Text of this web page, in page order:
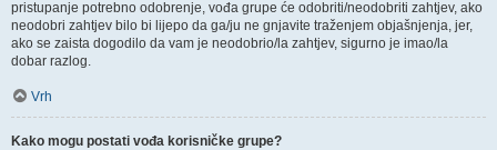
pristupanje potrebno odobrenje, vođa grupe će odobriti/neodobriti zahtjev, ako
neodobri zahtjev bilo bi lijepo da ga/ju ne gnjavite traženjem objašnjenja, jer,
ako se zaista dogodilo da vam je neodobrio/la zahtjev, sigurno je imao/la
dobar razlog.
Vrh
Kako mogu postati vođa korisničke grupe?